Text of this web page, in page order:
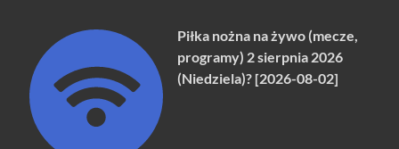
Piłka nożna na żywo (mecze,
programy) 2 sierpnia 2026
(Niedziela)? [2026-08-02]